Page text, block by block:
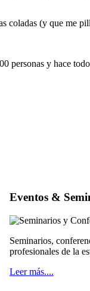
coladas (y que me
personas y hace
Eventos &
Seminarios,
profesionales de la
Leer más....